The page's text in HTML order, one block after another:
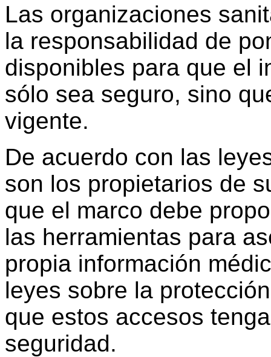
Las organizaciones
la responsabilidad de
disponibles para que el
sólo sea seguro, sino
vigente.
De acuerdo con las
son los propietarios de
que el marco debe
las herramientas para
propia información
leyes sobre la
que estos accesos
seguridad.